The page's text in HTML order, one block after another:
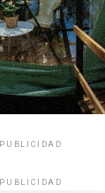
PUBLICIDAD
PUBLICIDAD